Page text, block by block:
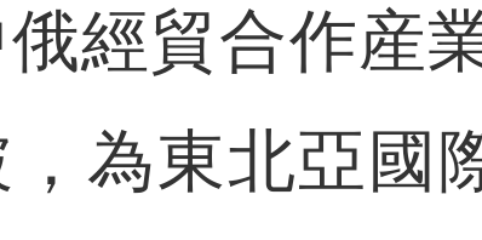
經貿合作産
為東北亞國